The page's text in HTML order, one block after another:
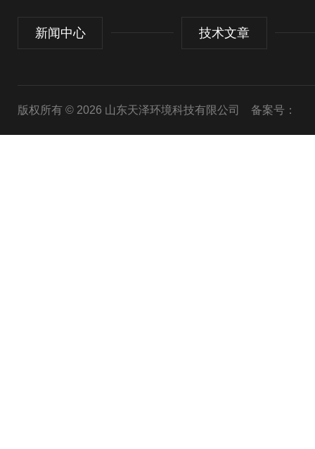
新闻中心 技术文章
版权所有 © 2026 山东天泽环境科技有限公司 备案号：